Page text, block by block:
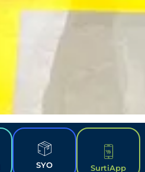
SYO SurtiApp